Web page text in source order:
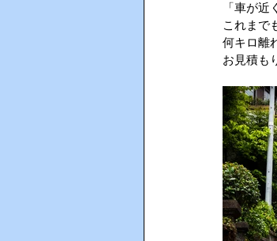
AIインカム「車が
これまで
何キロ離
お見積も